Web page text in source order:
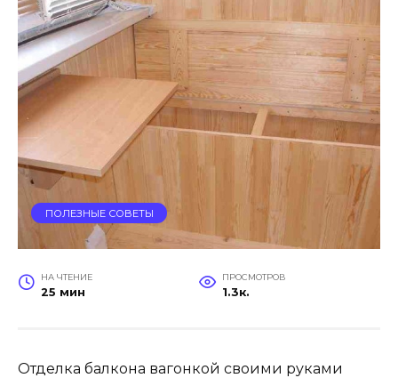
ПОЛЕЗНЫЕ СОВЕТЫ
НА ЧТЕНИЕ
25 мин
ПРОСМОТРОВ
1.3к.
Отделка балкона вагонкой своими руками